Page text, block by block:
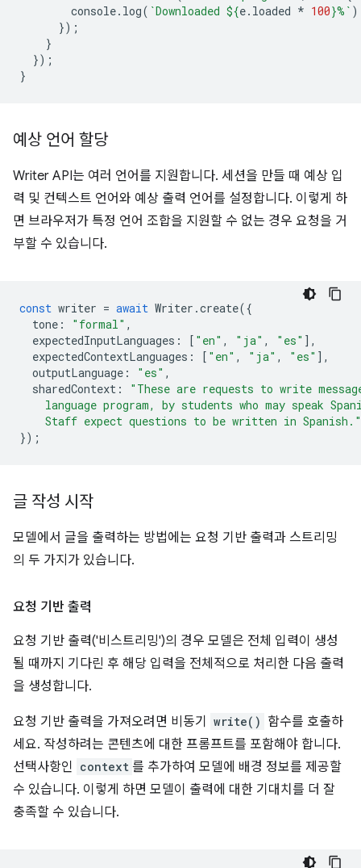
console. log( `Downloaded ${e. loaded * 100}%`
});
}
});
}
예상 언어 할당
Writer API는 여러 언어를 지원합니다. 세션을 만들 때 예상 입
력 및 컨텍스트 언어와 예상 출력 언어를 설정합니다. 이렇게 하
면 브라우저가 특정 언어 조합을 지원할 수 없는 경우 요청을 거
부할 수 있습니다.
const writer = await Writer .create({
tone : "formal" ,
expectedInputLanguages : [ "en" , "ja" , "es" ],
expectedContextLanguages : [ "en" , "ja" , "es" ],
outputLanguage : "es" ,
sharedContext :
"These are requests to write
language program, by students who may speak
    Staff expect questions to be written in Spanish."
});
글 작성 시작
모델에서 글을 출력하는 방법에는 요청 기반 출력과 스트리밍
의 두 가지가 있습니다.
요청 기반 출력
요청 기반 출력('비스트리밍')의 경우 모델은 전체 입력이 생성
될 때까지 기다린 후 해당 입력을 전체적으로 처리한 다음 출력
을 생성합니다.
요청 기반 출력을 가져오려면 비동기 write() 함수를 호출하
세요. 작성하려는 콘텐츠에 대한 프롬프트를 포함해야 합니다.
선택사항인 context 를 추가하여 모델에 배경 정보를 제공할
수 있습니다. 이렇게 하면 모델이 출력에 대한 기대치를 더 잘
충족할 수 있습니다.